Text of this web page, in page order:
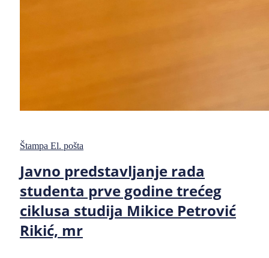
Štampa El. pošta
Javno predstavljanje rada
studenta prve godine trećeg
ciklusa studija Mikice Petrović
Rikić, mr